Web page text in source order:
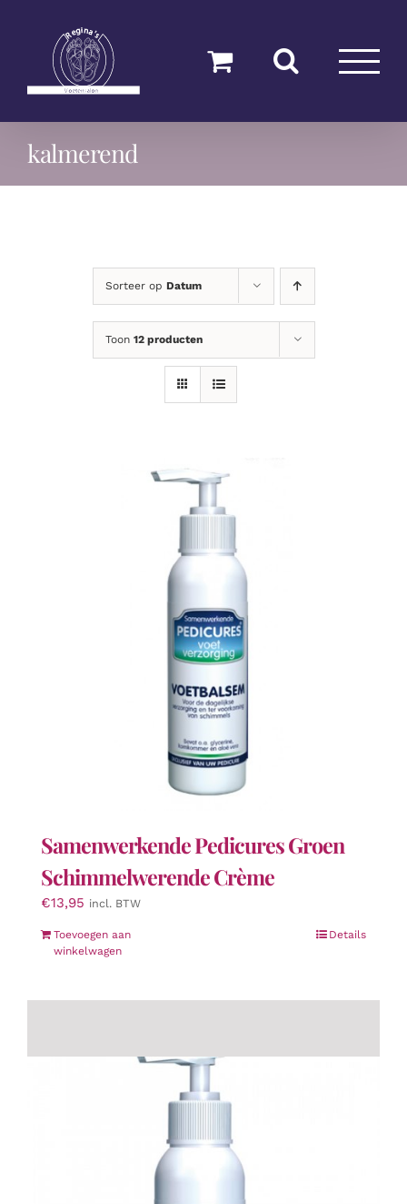
kalmerend
Sorteer op Datum
Toon 12 producten
Samenwerkende Pedicures Groen
Schimmelwerende Crème
€13,95 incl. BTW
Toevoegen aan
winkelwagen
Details